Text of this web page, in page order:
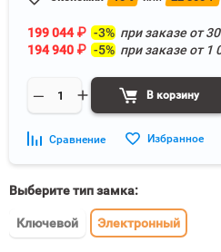
199 044₽ -3% при заказе от
194 940 ₽ -5% при заказе от 1
В корзину
Сравнение Избранное
Выберите тип замка:
Ключевой Электронный